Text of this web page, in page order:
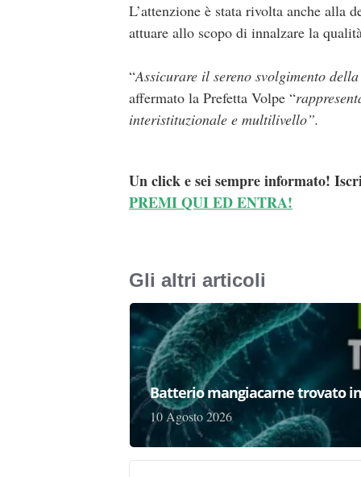
L’attenzione è stata rivolta anche alla
attuare allo scopo di innalzare la
“Assicurare il sereno svolgimento
affermato la Prefetta Volpe “
interistituzionale e multilivello”.
Un click e sei sempre informato!
PREMI QUI ED ENTRA!
Gli altri articoli
Batterio mangiacarne trovato
10 Agosto 2026